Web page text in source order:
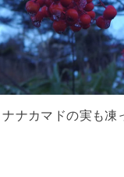
ナカマドの実も凍